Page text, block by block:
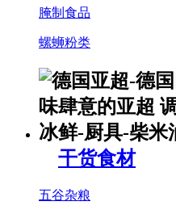
腌制食品
螺蛳粉类
干货食材
五谷杂粮